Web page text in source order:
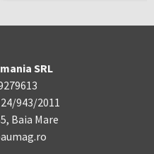
SRL
943/2011
Baia Mare